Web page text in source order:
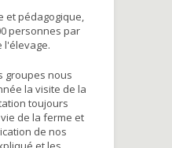
et pédagogique,
personnes par
l'élevage.
groupes nous
la visite de la
toujours
de la ferme et
de nos